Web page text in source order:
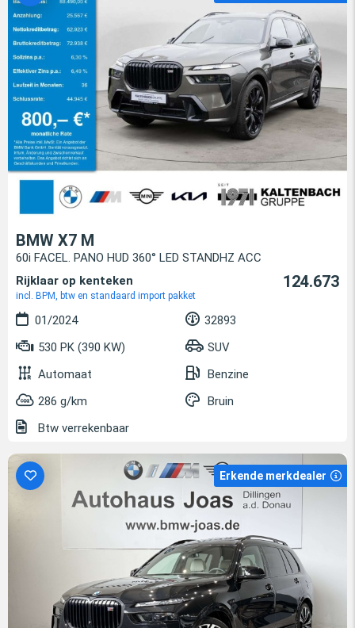
BMW X7 M
60i FACEL. PANO HUD 360° LED STANDHZ ACC
Rijklaar op kenteken
incl. BPM, btw en standaard import pakket
124.673
01/2024
32893
530 PK (390 KW)
SUV
Automaat
Benzine
286 g/km
Bruin
Btw verrekenbaar
Erkende merkdealer